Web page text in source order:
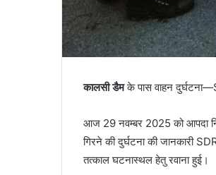
कालसी डैमके पास वाहन
आज 29 नवम्बर 2025 को आपदा
गिरने की दुर्घटना की जानकारी
तत्काल घटनास्थल हेतु रवाना हुई।